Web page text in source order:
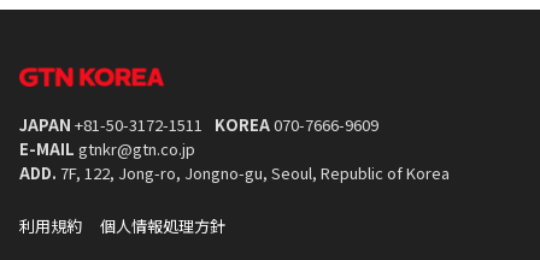
ベルと目標に合わせた最適化された教材
・文化エキスポ：各国の留学生が自国の文
あなたの国の文化を紹介する良い機会にも
・体育大会（秋学期）：楽しい体育大会
で、クラスや学校の仲間たちと絆を深める
ことができます。
韓国の公演観覧、料理体験など、様々なア
グラムを完備。海外からの学生
4. 体系的な「正規課程」で確
多国籍な学習環境：世界各地か
JAPAN +81-50-3172-1511 KOREA070-7666-9609
E-MAIL gtnkr@gtn.co.jp
ADD. 7F, 122, Jong-ro, Jongno-gu, Seoul, Republic of Korea
利用規約 個人情報処理方針